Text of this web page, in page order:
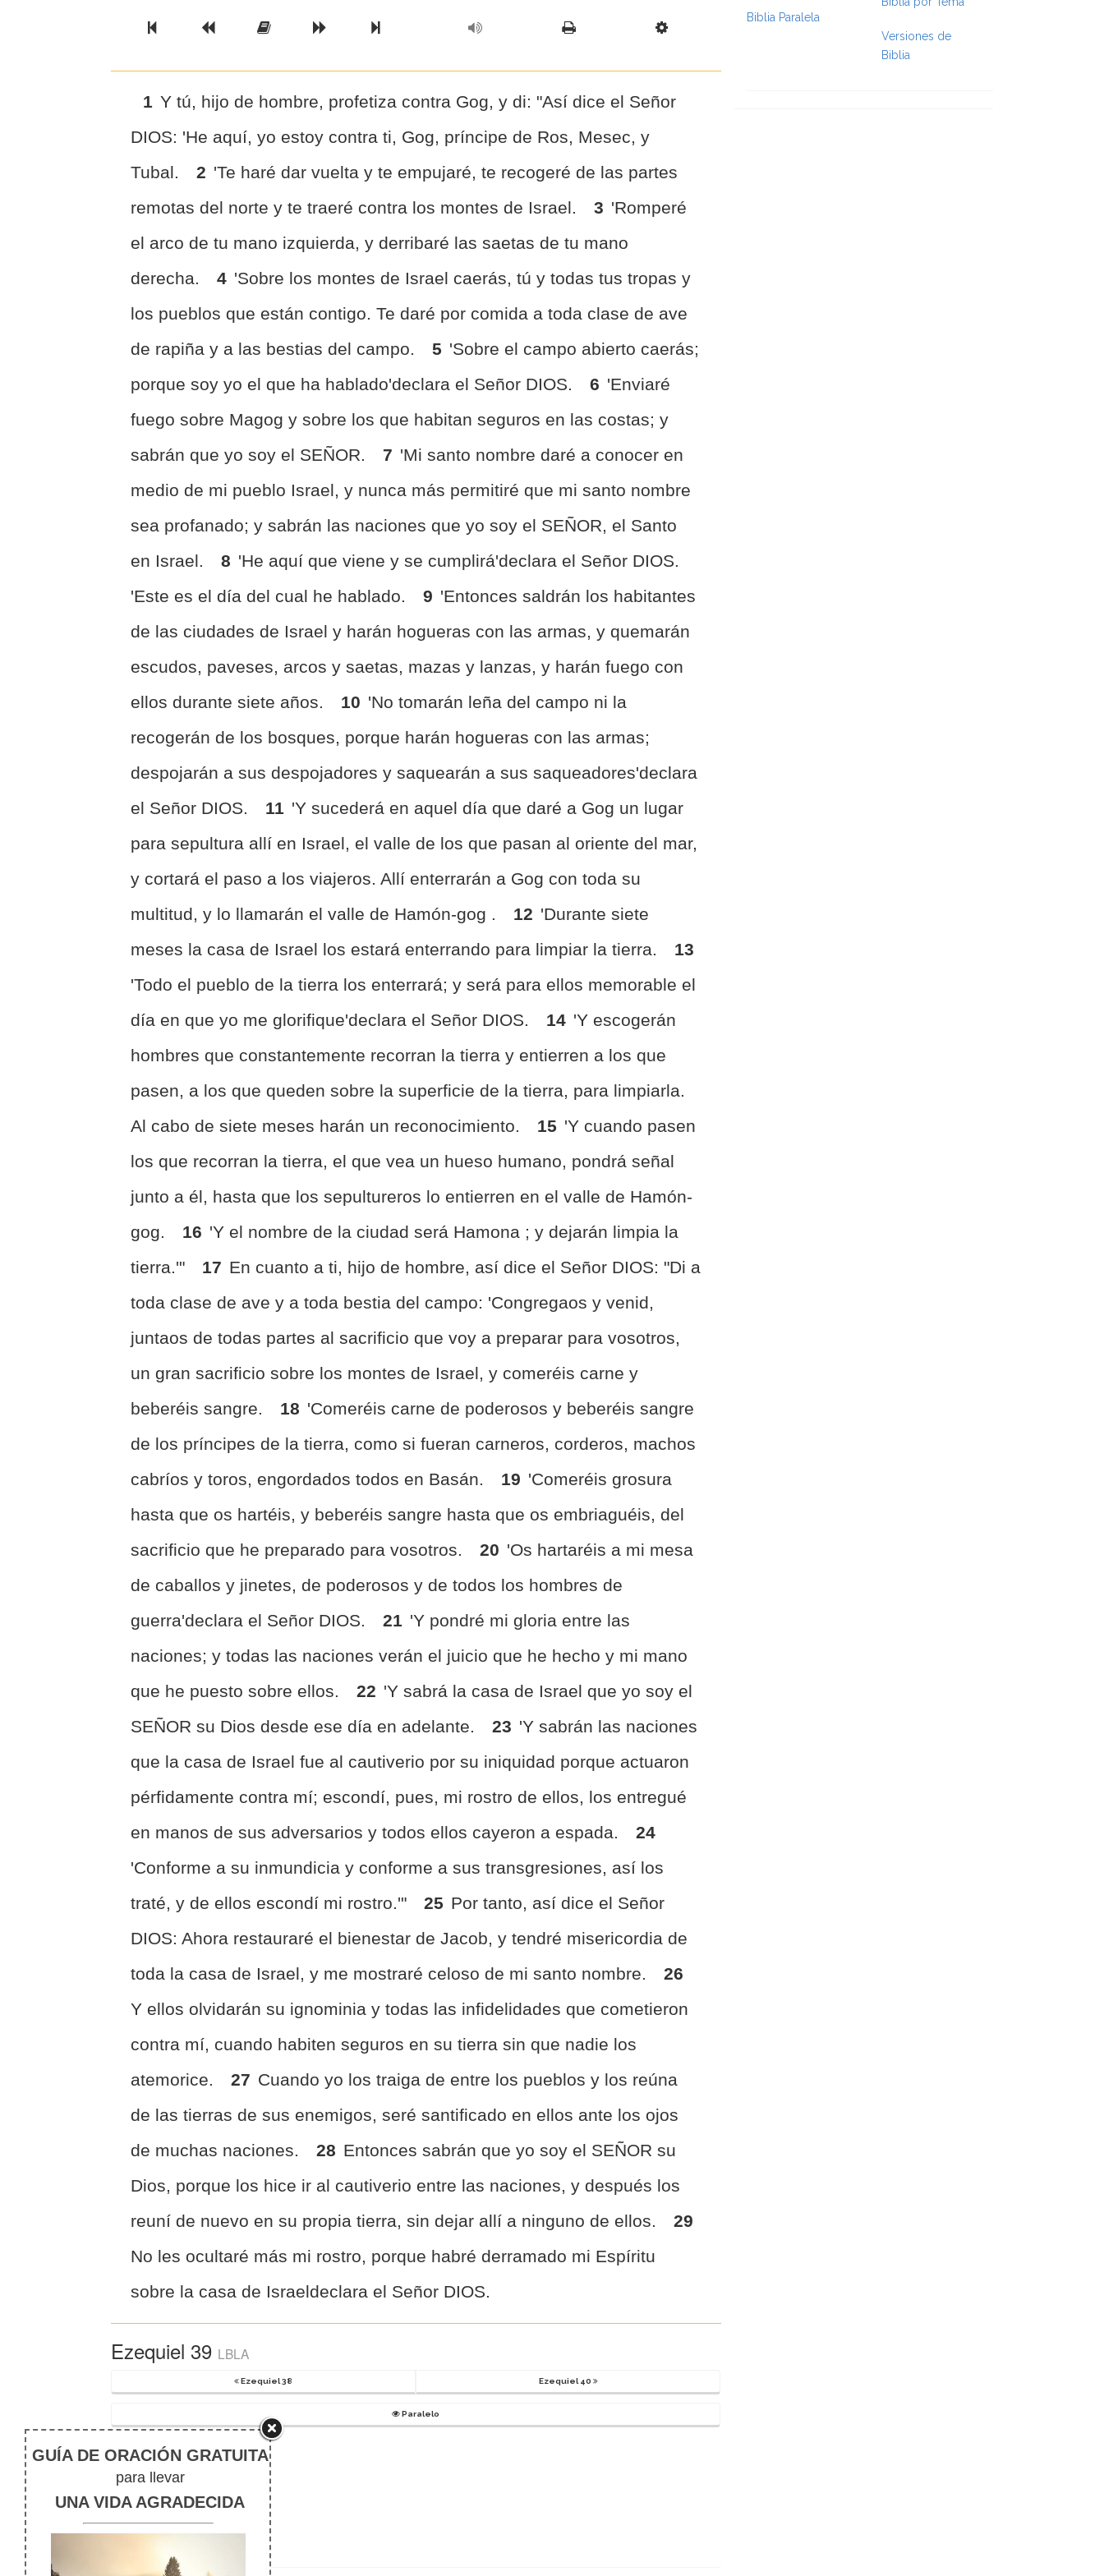
Previous BookPrevious Chapter
Read the Full Chapter
Next Chapter
Next Book Scripture Formatting
1 Y tú, hijo de hombre, profetiza contra Gog, y di: "Así dice el Señor
DIOS: 'He aquí, yo estoy contra ti, Gog, príncipe de Ros, Mesec, y
Tubal.
2 'Te haré dar vuelta y te empujaré, te recogeré de las partes
remotas del norte y te traeré contra los montes de Israel.
3 'Romperé
el arco de tu mano izquierda, y derribaré las saetas de tu mano
derecha.
4 'Sobre los montes de Israel caerás, tú y todas tus tropas y
los pueblos que están contigo. Te daré por comida a toda clase de ave
de rapiña y a las bestias del campo.
5 'Sobre el campo abierto caerás;
porque soy yo el que ha hablado'declara el Señor DIOS.
6 'Enviaré
fuego sobre Magog y sobre los que habitan seguros en las costas; y
sabrán que yo soy el SEÑOR.
7 'Mi santo nombre daré a conocer en
medio de mi pueblo Israel, y nunca más permitiré que mi santo nombre
sea profanado; y sabrán las naciones que yo soy el SEÑOR, el Santo
en Israel.
8 'He aquí que viene y se cumplirá'declara el Señor DIOS.
'Este es el día del cual he hablado.
9 'Entonces saldrán los habitantes
de las ciudades de Israel y harán hogueras con las armas, y quemarán
escudos, paveses, arcos y saetas, mazas y lanzas, y harán fuego con
ellos durante siete años.
10 'No tomarán leña del campo ni la
recogerán de los bosques, porque harán hogueras con las armas;
despojarán a sus despojadores y saquearán a sus saqueadores'declara
el Señor DIOS.
11 'Y sucederá en aquel día que daré a Gog un lugar
para sepultura allí en Israel, el valle de los que pasan al oriente del mar,
y cortará el paso a los viajeros. Allí enterrarán a Gog con toda su
multitud, y lo llamarán el valle de Hamón-gog .
12 'Durante siete
meses la casa de Israel los estará enterrando para limpiar la tierra.
13
'Todo el pueblo de la tierra los enterrará; y será para ellos memorable el
día en que yo me glorifique'declara el Señor DIOS.
14 'Y escogerán
hombres que constantemente recorran la tierra y entierren a los que
pasen, a los que queden sobre la superficie de la tierra, para limpiarla.
Al cabo de siete meses harán un reconocimiento.
15 'Y cuando pasen
los que recorran la tierra, el que vea un hueso humano, pondrá señal
junto a él, hasta que los sepultureros lo entierren en el valle de Hamón-
gog.
16 'Y el nombre de la ciudad será Hamona ; y dejarán limpia la
tierra.'"
17 En cuanto a ti, hijo de hombre, así dice el Señor DIOS: "Di a
toda clase de ave y a toda bestia del campo: 'Congregaos y venid,
juntaos de todas partes al sacrificio que voy a preparar para vosotros,
un gran sacrificio sobre los montes de Israel, y comeréis carne y
beberéis sangre.
18 'Comeréis carne de poderosos y beberéis sangre
de los príncipes de la tierra, como si fueran carneros, corderos, machos
cabríos y toros, engordados todos en Basán.
19 'Comeréis grosura
hasta que os hartéis, y beberéis sangre hasta que os embriaguéis, del
sacrificio que he preparado para vosotros.
20 'Os hartaréis a mi mesa
de caballos y jinetes, de poderosos y de todos los hombres de
guerra'declara el Señor DIOS.
21 'Y pondré mi gloria entre las
naciones; y todas las naciones verán el juicio que he hecho y mi mano
que he puesto sobre ellos.
22 'Y sabrá la casa de Israel que yo soy el
SEÑOR su Dios desde ese día en adelante.
23 'Y sabrán las naciones
que la casa de Israel fue al cautiverio por su iniquidad porque actuaron
pérfidamente contra mí; escondí, pues, mi rostro de ellos, los entregué
en manos de sus adversarios y todos ellos cayeron a espada.
24
'Conforme a su inmundicia y conforme a sus transgresiones, así los
traté, y de ellos escondí mi rostro.'"
25 Por tanto, así dice el Señor
DIOS: Ahora restauraré el bienestar de Jacob, y tendré misericordia de
toda la casa de Israel, y me mostraré celoso de mi santo nombre.
26
Y ellos olvidarán su ignominia y todas las infidelidades que cometieron
contra mí, cuando habiten seguros en su tierra sin que nadie los
atemorice.
27 Cuando yo los traiga de entre los pueblos y los reúna
de las tierras de sus enemigos, seré santificado en ellos ante los ojos
de muchas naciones.
28 Entonces sabrán que yo soy el SEÑOR su
Dios, porque los hice ir al cautiverio entre las naciones, y después los
reuní de nuevo en su propia tierra, sin dejar allí a ninguno de ellos.
29
No les ocultaré más mi rostro, porque habré derramado mi Espíritu
sobre la casa de Israeldeclara el Señor DIOS.
Ezequiel 39 LBLA
Ezequiel 38 Ezequiel 40
Paralelo
Notas de pie
Biblia Paralela
Versiones de
Biblia